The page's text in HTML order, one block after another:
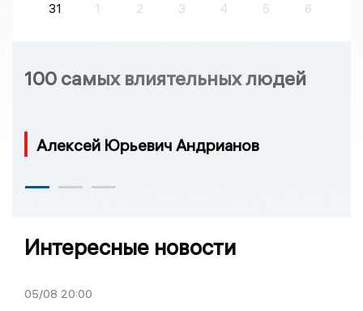
31
1 2 3 4 5 6
100 самых влиятельных людей
Алексей Юрьевич Андрианов
Интересные новости
05/08 20:00